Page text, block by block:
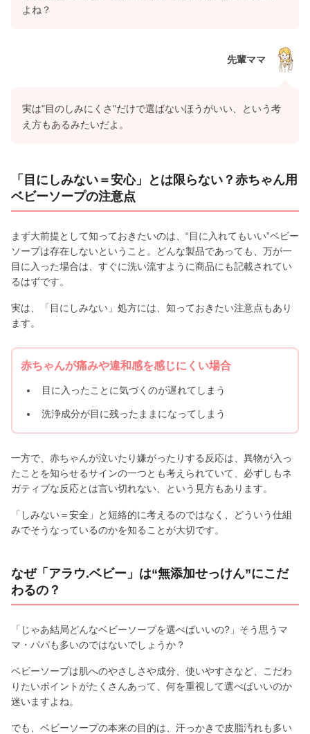
よね？
先輩ママ
実は"目のしみにくさ"だけで選ばないほうがいい、という考
え方もあるみたいだよ。
「目にしみない＝安心」とは限らない？赤ちゃん用
ベビーソープの注意点
まず大前提として知っておきたいのは、“目に入れてもいい”ベビー
ソープは存在しないということ。どんな製品であっても、万が一
目に入った場合は、すぐに洗い流すように商品にも記載されてい
るはずです。
実は、「目にしみない」処方には、知っておきたい注意点もあり
ます。
赤ちゃんが痛みや違和感を感じにくい場合
目に入ったことに気づくのが遅れてしまう
洗浄成分が目に残ったままになってしまう
一方で、赤ちゃんが泣いたり嫌がったりする反応は、異物が入っ
たことを知らせるサインの一つとも考えられていて、必ずしもネ
ガティブな反応とは言い切れない、という見方もあります。
「しみない＝安全」と短絡的に考えるのではなく、どういう仕組
みでそうなっているのかを知ることが大切です。
なぜ「アラウ.ベビー」は“無添加せっけん”にこだ
わるの？
「じゃあ結局どんなベビーソープを選べばいいの?」そう思うマ
マ・パパも多いのではないでしょうか？
ベビーソープは肌へのやさしさや成分、使いやすさなど、こだわ
りたいポイントがたくさんあって、何を重視して選べばいいのか
迷いますよね。
でも、ベビーソープの本来の目的は、汗っかきで皮脂汚れも多い